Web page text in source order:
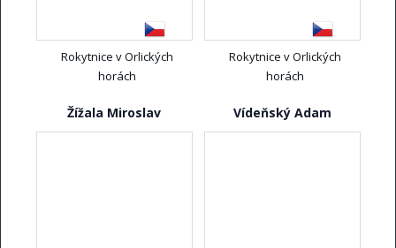
Rokytnice v Orlických
horách
Rokytnice v Orlických
horách
Žížala Miroslav Vídeňský Adam